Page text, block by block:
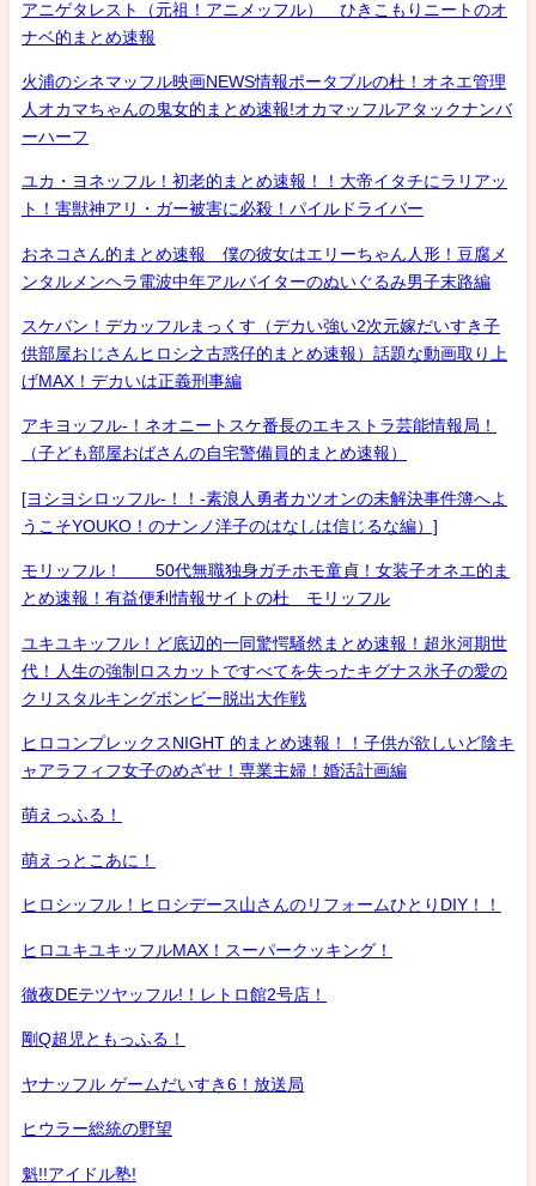
アニゲタレスト（元祖！アニメッフル） ひきこもりニートのオ
ナベ的まとめ速報
火浦のシネマッフル映画NEWS情報ポータブルの杜！オネエ管理
人オカマちゃんの鬼女的まとめ速報!オカマッフルアタックナンバ
ーハーフ
ユカ・ヨネッフル！初老的まとめ速報！！大帝イタチにラリアッ
ト！害獣神アリ・ガー被害に必殺！パイルドライバー
おネコさん的まとめ速報 僕の彼女はエリーちゃん人形！豆腐メ
ンタルメンヘラ電波中年アルバイターのぬいぐるみ男子末路編
スケバン！デカッフルまっくす（デカい強い2次元嫁だいすき子
供部屋おじさんヒロシ之古惑仔的まとめ速報）話題な動画取り上
げMAX！デカいは正義刑事編
アキヨッフル-！ネオニートスケ番長のエキストラ芸能情報局！
（子ども部屋おばさんの自宅警備員的まとめ速報）
[ヨシヨシロッフル-！！-素浪人勇者カツオンの未解決事件簿へよ
うこそYOUKO！のナンノ洋子のはなしは信じるな編）]
モリッフル！ 50代無職独身ガチホモ童貞！女装子オネエ的ま
とめ速報！有益便利情報サイトの杜 モリッフル
ユキユキッフル！ど底辺的一同驚愕騒然まとめ速報！超氷河期世
代！人生の強制ロスカットですべてを失ったキグナス氷子の愛の
クリスタルキングボンビー脱出大作戦
ヒロコンプレックスNIGHT 的まとめ速報！！子供が欲しいど陰キ
ャアラフィフ女子のめざせ！専業主婦！婚活計画編
萌えっふる！
萌えっとこあに！
ヒロシッフル！ヒロシデース山さんのリフォームひとりDIY！！
ヒロユキユキッフルMAX！スーパークッキング！
徹夜DEテツヤッフル!！レトロ館2号店！
剛Q超児ともっふる！
ヤナッフル ゲームだいすき6！放送局
ヒウラー総統の野望
魁!!アイドル塾!